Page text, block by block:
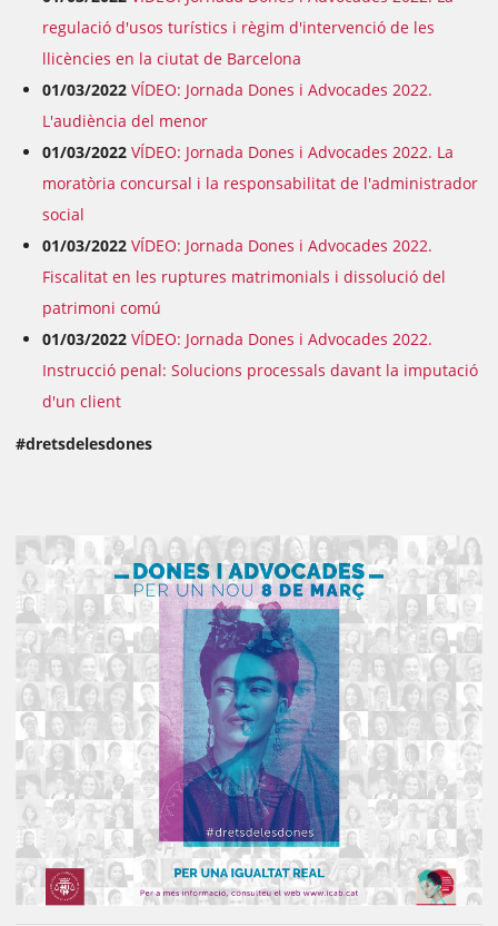
regulació d'usos turístics i règim d'intervenció de les
llicències en la ciutat de Barcelona
01/03/2022 VÍDEO: Jornada Dones i Advocades 2022.
L'audiència del menor
01/03/2022 VÍDEO: Jornada Dones i Advocades 2022. La
moratòria concursal i la responsabilitat de l'administrador
social
01/03/2022 VÍDEO: Jornada Dones i Advocades 2022.
Fiscalitat en les ruptures matrimonials i dissolució del
patrimoni comú
01/03/2022 VÍDEO: Jornada Dones i Advocades 2022.
Instrucció penal: Solucions processals davant la imputació
d'un client
#dretsdelesdones